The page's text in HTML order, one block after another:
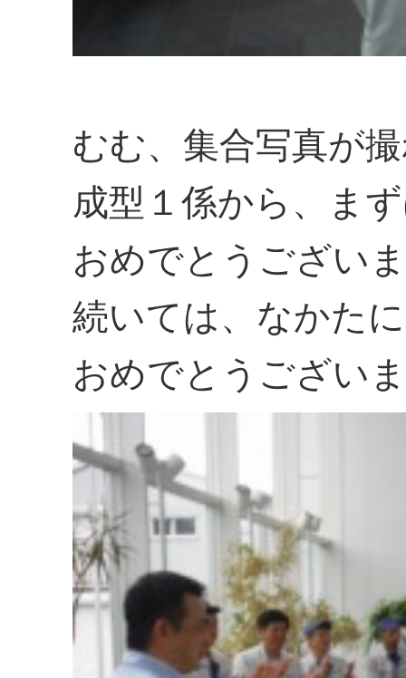
むむ、集合写真が
成型１係から、ま
おめでとうござい
続いては、なかた
おめでとうござい